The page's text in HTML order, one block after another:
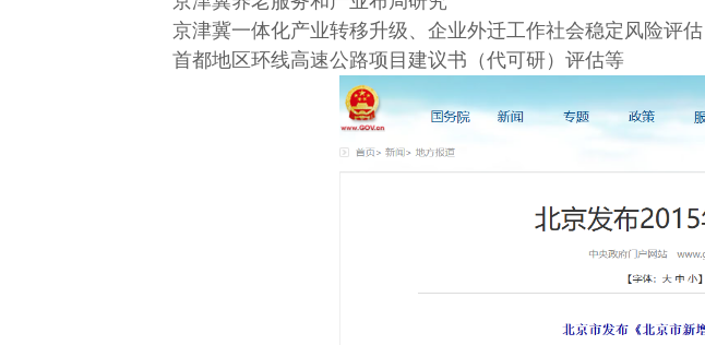
京津冀一体化产业转移升级、企业外迁工作社会稳定风险评估
首都地区环线高速公路项目建议书（代可研）评估等